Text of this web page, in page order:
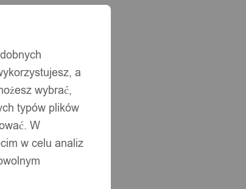
a
wybrać,
typów plików
W
w celu analiz